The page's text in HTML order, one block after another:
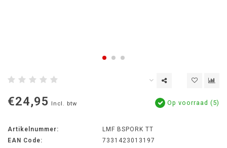
€24,95 Incl. btw Op voorraad (5)
Artikelnummer:
LMF BSPORK TT
EAN Code:
7331423013197